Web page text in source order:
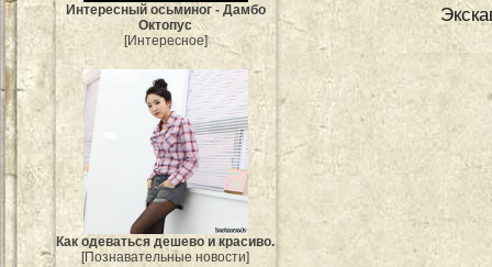
Интересный осьминог - Дамбо
Октопус
[Интересное]
Как одеваться дешево и красиво.
[Познавательные новости]